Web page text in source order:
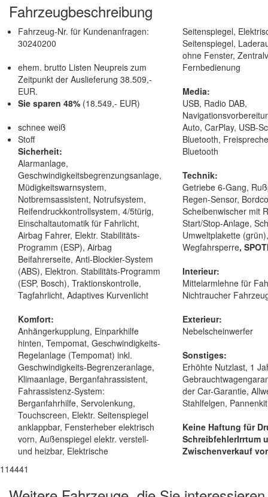
Fahrzeugbeschreibung
Fahrzeug-Nr. für Kundenanfragen:
30240200
ehem. brutto Listen Neupreis zum
Zeitpunkt der Auslieferung 38.509,-
EUR.
Sie sparen 48% (18.549,- EUR)
schnee weiß
Stoff
Sicherheit:
Alarmanlage,
Geschwindigkeitsbegrenzungsanlage,
Müdigkeitswarnsystem,
Notbremsassistent, Notrufsystem,
Reifendruckkontrollsystem, 4/5türig,
Einschaltautomatik für Fahrlicht,
Airbag Fahrer, Elektr. Stabilitäts-
Programm (ESP), Airbag
Beifahrerseite, Anti-Blockier-System
(ABS), Elektron. Stabilitäts-Programm
(ESP, Bosch), Traktionskontrolle,
Tagfahrlicht, Adaptives Kurvenlicht
Komfort:
Anhängerkupplung, Einparkhilfe
hinten, Tempomat, Geschwindigkeits-
Regelanlage (Tempomat) inkl.
Geschwindigkeits-Begrenzeranlage,
Klimaanlage, Berganfahrassistent,
Fahrassistenz-System:
Berganfahrhilfe, Servolenkung,
Touchscreen, Elektr. Seitenspiegel
anklappbar, Fensterheber elektrisch
vorn, Außenspiegel elektr. verstell-
und heizbar, Elektrische
Seitenspiegel,
Seitenspiegel,
ohne Fenster,
Fernbedienung
Media:
USB, Radio DAB,
Auto, CarPlay, USB-
Bluetooth,
Bluetooth
Technik:
Getriebe 6-Gang,
Regen-Sensor,
Scheibenwischer mit
Start/Stop-Anlage,
Umweltplakette
Wegfahrsperre,
Interieur:
Mittelarmlehne für
Nichtraucher
Exterieur:
Nebelscheinwerfer
Sonstiges:
Erhöhte Nutzlast, 1
der Car-Garantie,
Stahlfelgen, Pannenkit
Keine Haftung für
SchreibfehlerIrrtum
Zwischenverkauf
114441